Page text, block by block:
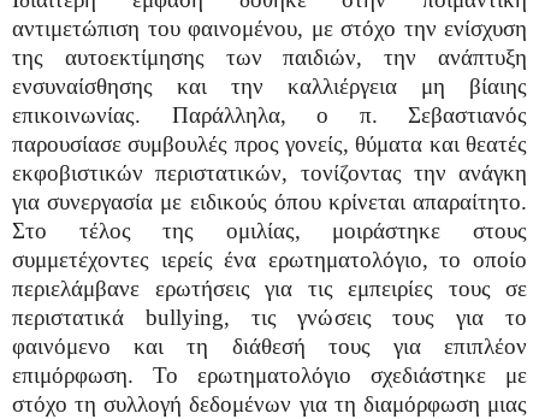
αντιμετώπιση του φαινομένου, με στόχο την ενίσχυση
της αυτοεκτίμησης των παιδιών, την ανάπτυξη
ενσυναίσθησης και την καλλιέργεια μη βίαιης
επικοινωνίας. Παράλληλα, ο π. Σεβαστιανός
παρουσίασε συμβουλές προς γονείς, θύματα και θεατές
εκφοβιστικών περιστατικών, τονίζοντας την ανάγκη
για συνεργασία με ειδικούς όπου κρίνεται απαραίτητο.
Στο τέλος της ομιλίας, μοιράστηκε στους
συμμετέχοντες ιερείς ένα ερωτηματολόγιο, το οποίο
περιελάμβανε ερωτήσεις για τις εμπειρίες τους σε
περιστατικά bullying, τις γνώσεις τους για το
φαινόμενο και τη διάθεσή τους για επιπλέον
επιμόρφωση. Το ερωτηματολόγιο σχεδιάστηκε με
στόχο τη συλλογή δεδομένων για τη διαμόρφωση μιας